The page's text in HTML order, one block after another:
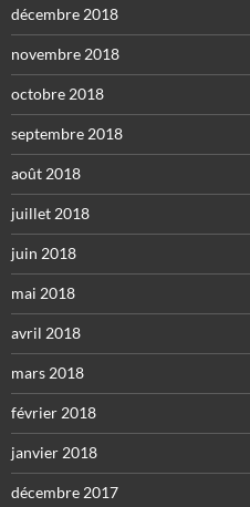
décembre 2018
novembre 2018
octobre 2018
septembre 2018
août 2018
juillet 2018
juin 2018
mai 2018
avril 2018
mars 2018
février 2018
janvier 2018
décembre 2017